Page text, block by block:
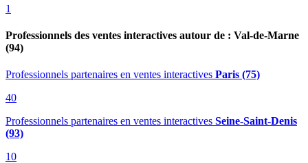
1
Professionnels des ventes interactives autour de : Val-de-Marne
(94)
Professionnels partenaires en ventes interactives Paris (75)
40
Professionnels partenaires en ventes interactives Seine-Saint-Denis
(93)
10